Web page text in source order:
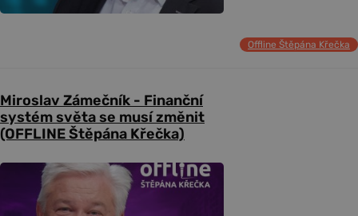
Offline Štěpána Křečka
Miroslav Zámečník - Finanční
systém světa se musí změnit
(OFFLINE Štěpána Křečka)